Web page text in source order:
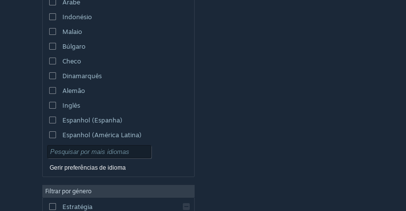
Árabe
Indonésio
Malaio
Búlgaro
Checo
Dinamarquês
Alemão
Inglês
Espanhol (Espanha)
Espanhol (América Latina)
Gerir preferências de idioma
Filtrar por género
Estratégia